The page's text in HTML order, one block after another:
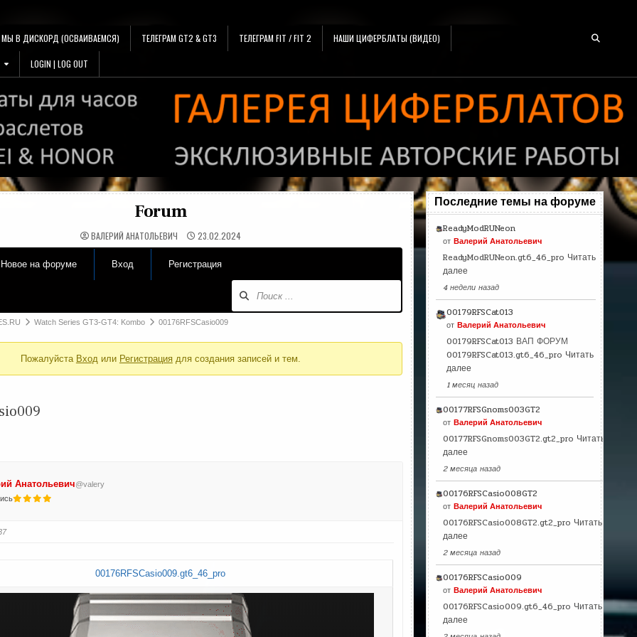
МЫ В ДИСКОРД (ОСВАИВАЕМСЯ) ТЕЛЕГРАМ GT2 & GT3 ТЕЛЕГРАМ FIT / FIT 2 НАШИ ЦИФЕРБЛАТЫ (ВИДЕО)
LOGIN | LOG OUT
Forum
ВАЛЕРИЙ АНАТОЛЬЕВИЧ 23.02.2024
Новое на форуме Вход Регистрация
Watch Series GT3-GT4: Kombo 00176RFSCasio009
Пожалуйста Вход или Регистрациядля создания записей и тем.
Анатольевич@valery
00176RFSCasio009.gt6_46_pro
Последние темы на форуме
ReadyModRUNeon
от Валерий Анатольевич
ReadyModRUNeon.gt6_46_pro Читать
далее
4 недели назад
00179RFSCat013
от Валерий Анатольевич
00179RFSCat013 ВАП ФОРУМ
00179RFSCat013.gt6_46_pro Читать
далее
1 месяц назад
00177RFSGnoms003GT2
от Валерий Анатольевич
00177RFSGnoms003GT2.gt2_pro Читать
далее
2 месяца назад
00176RFSCasio008GT2
от Валерий Анатольевич
00176RFSCasio008GT2.gt2_pro Читать
далее
2 месяца назад
00176RFSCasio009
от Валерий Анатольевич
00176RFSCasio009.gt6_46_pro Читать
далее